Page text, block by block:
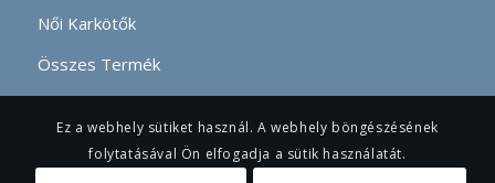
Női Karkötők
Összes Termék
Ez a webhely sütiket használ. A webhely böngészésének
folytatásával Ön elfogadja a sütik használatát.